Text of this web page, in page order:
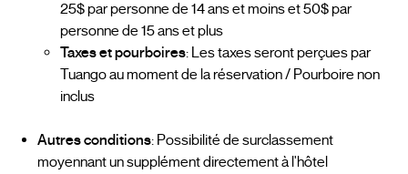
25$ par personne de 14 ans et moins et 50$ par
personne de 15 ans et plus
Taxes et pourboires: Les taxes seront perçues par
Tuango au moment de la réservation / Pourboire non
inclus
Autres conditions: Possibilité de surclassement
moyennant un supplément directement à l'hôtel